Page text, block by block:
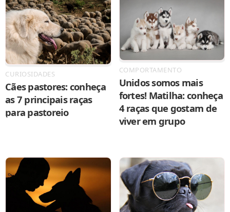
CURIOSIDADES
Cães pastores: conheça
as 7 principais raças
para pastoreio
COMPORTAMENTO
Unidos somos mais
fortes! Matilha: conheça
4 raças que gostam de
viver em grupo